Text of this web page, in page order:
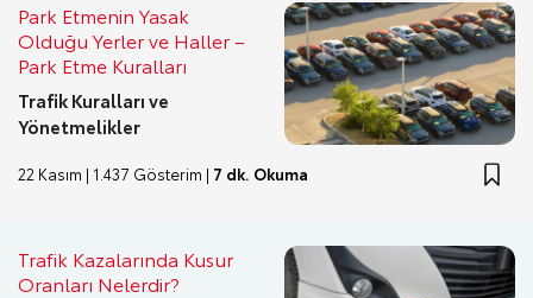
Park Etmenin Yasak
Olduğu Yerler ve Haller –
Park Etme Kuralları
Trafik Kuralları ve
Yönetmelikler
22 Kasım | 1.437 Gösterim | 7 dk. Okuma
Trafik Kazalarında Kusur
Oranları Nelerdir?